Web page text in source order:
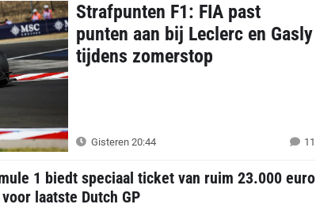
Strafpunten F1: FIA past
punten aan bij Leclerc en Gasly
tijdens zomerstop
Gisteren 20:44 11
1 biedt speciaal ticket van ruim 23.000 euro
laatste Dutch GP